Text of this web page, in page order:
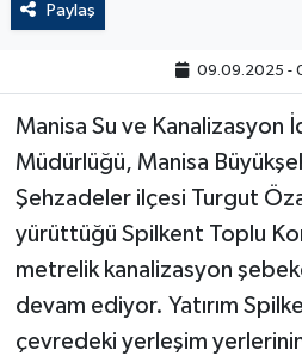
Paylaş
09.09.2025 -
Manisa Su ve Kanalizasyon
Müdürlüğü, Manisa
Şehzadeler ilçesi Turgut
yürüttüğü Spilkent Toplu
metrelik kanalizasyon
devam ediyor. Yatırım
çevredeki yerleşim